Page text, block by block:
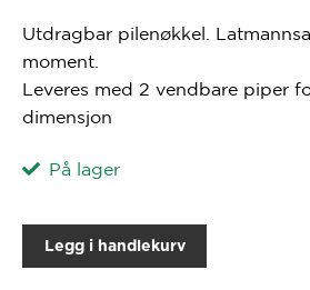
Utdragbar pilenøkkel.
moment.
Leveres med 2 vendbare piper
dimensjon
På lager
Legg i handlekurv